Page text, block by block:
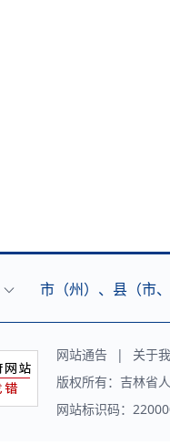
市（州）、县（市
网站通告 |
关于
版权所有：吉林省
网站标识码：